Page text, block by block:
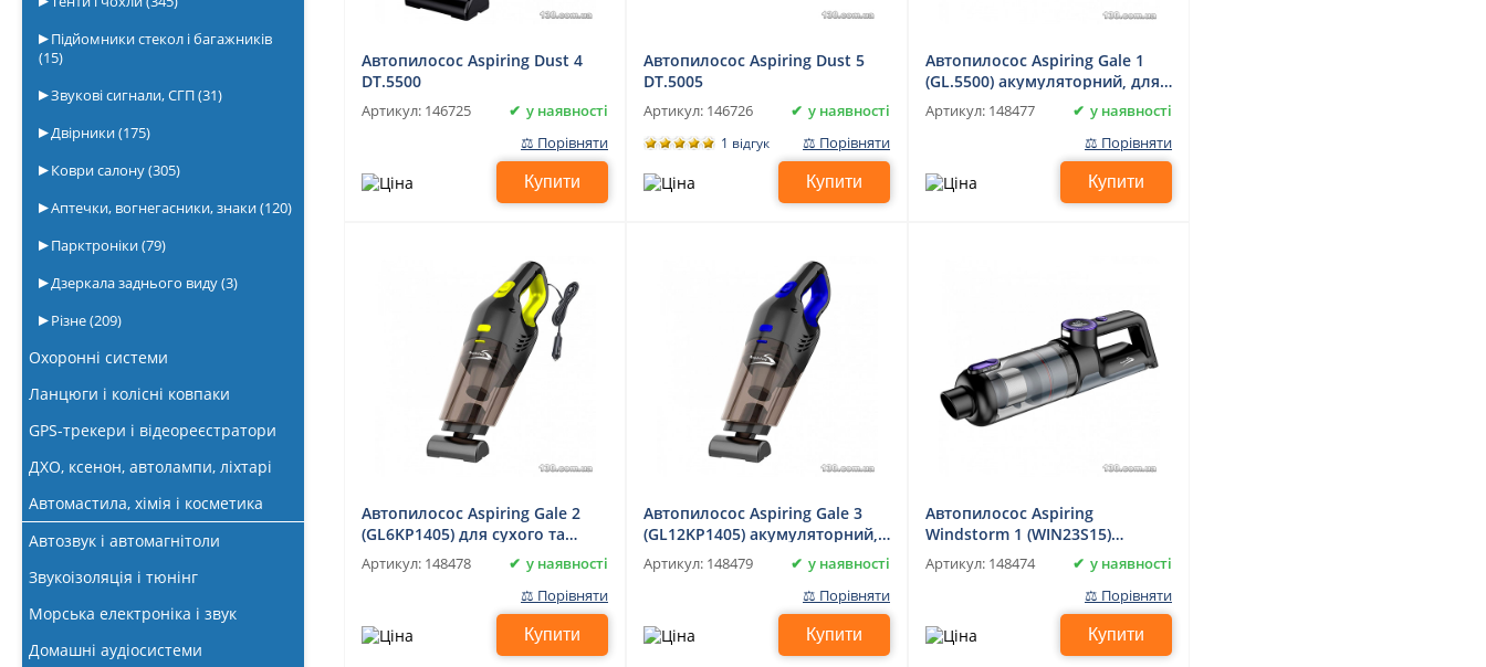
Підйомники стекол і багажників
(15)
Звукові сигнали, СГП(31)
Двірники(175)
Коври салону(305)
Аптечки, вогнегасники, знаки(120)
Парктроніки(79)
Дзеркала заднього виду(3)
Різне(209)
Охоронні системи
Ланцюги і колісні ковпаки
GPS-трекери і відеореєстратори
ДХО, ксенон, автолампи, ліхтарі
Автомастила, хімія і косметика
Автозвук і автомагнітоли
Звукоізоляція і тюнінг
Морська електроніка і звук
Домашні аудіосистеми
Автопилосос Aspiring Dust 4
DT.5500
Артикул: 146725
у наявності
⚖ Порівняти
Купити
Автопилосос Aspiring Dust 5
DT.5005
Артикул: 146726 у наявності
1 відгук ⚖ Порівняти
Купити
Автопилосос Aspiring Gale 1
(GL.5500) акумуляторний, для
сухого прибирання
Артикул: 148477
у наявності
⚖ Порівняти
Купити
Автопилосос Aspiring Gale 2
(GL6KP1405) для сухого та
вологого прибирання
Артикул: 148478
у наявності
⚖ Порівняти
Купити
Автопилосос Aspiring Gale 3
(GL12KP1405) акумуляторний,
для сухого і вологого
прибирання
Артикул: 148479
у наявності
⚖ Порівняти
Купити
Автопилосос Aspiring
Windstorm 1 (WIN23S15)
акумуляторний, для сухого
прибирання
Артикул: 148474
у наявності
⚖ Порівняти
Купити